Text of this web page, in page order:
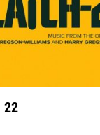
22